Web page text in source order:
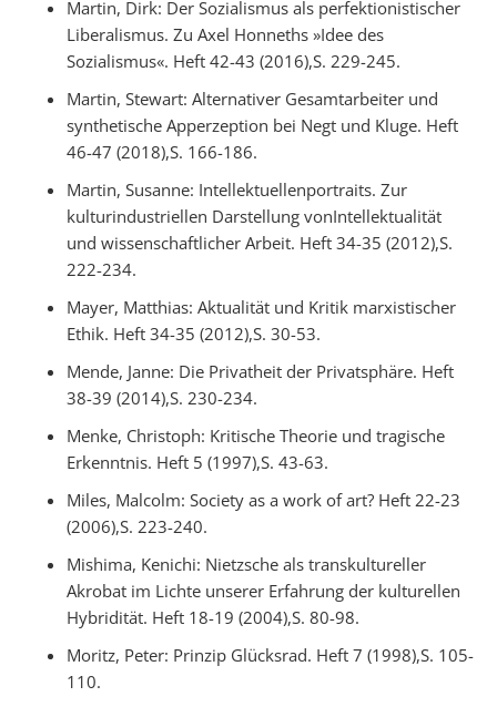
Martin, Dirk: Der Sozialismus als perfektionistischer
Liberalismus. Zu Axel Honneths »Idee des
Sozialismus«. Heft 42-43 (2016),S. 229-245.
Martin, Stewart: Alternativer Gesamtarbeiter und
synthetische Apperzeption bei Negt und Kluge. Heft
46-47 (2018),S. 166-186.
Martin, Susanne: Intellektuellenportraits. Zur
kulturindustriellen Darstellung vonIntellektualität
und wissenschaftlicher Arbeit. Heft 34-35 (2012),S.
222-234.
Mayer, Matthias: Aktualität und Kritik marxistischer
Ethik. Heft 34-35 (2012),S. 30-53.
Mende, Janne: Die Privatheit der Privatsphäre. Heft
38-39 (2014),S. 230-234.
Menke, Christoph: Kritische Theorie und tragische
Erkenntnis. Heft 5 (1997),S. 43-63.
Miles, Malcolm: Society as a work of art? Heft 22-23
(2006),S. 223-240.
Mishima, Kenichi: Nietzsche als transkultureller
Akrobat im Lichte unserer Erfahrung der kulturellen
Hybridität. Heft 18-19 (2004),S. 80-98.
Moritz, Peter: Prinzip Glücksrad. Heft 7 (1998),S. 105-
110.